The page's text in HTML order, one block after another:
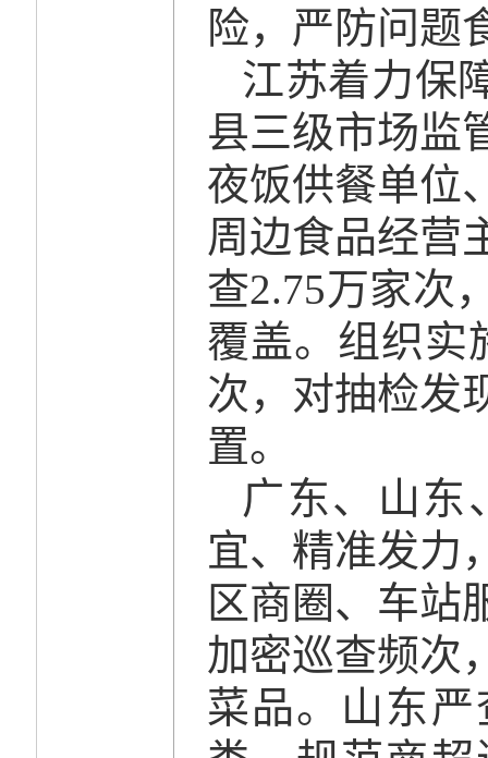
险，严防问题
江苏着力保
县三级市场监
夜饭供餐单位
周边食品经营
查2.75万家次
覆盖。组织实
次，对抽检发
置。
广东、山东
宜、精准发力
区商圈、车站
加密巡查频次
菜品。山东